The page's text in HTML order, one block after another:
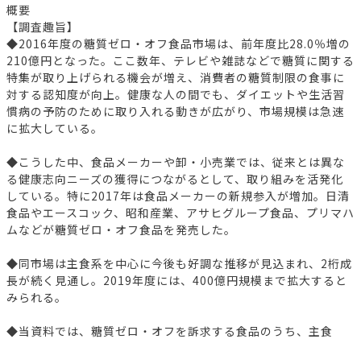
概要
【調査趣旨】
◆2016年度の糖質ゼロ・オフ食品市場は、前年度比28.0％増の
210億円となった。ここ数年、テレビや雑誌などで糖質に関する
特集が取り上げられる機会が増え、消費者の糖質制限の食事に
対する認知度が向上。健康な人の間でも、ダイエットや生活習
慣病の予防のために取り入れる動きが広がり、市場規模は急速
に拡大している。
◆こうした中、食品メーカーや卸・小売業では、従来とは異な
る健康志向ニーズの獲得につながるとして、取り組みを活発化
している。特に2017年は食品メーカーの新規参入が増加。日清
食品やエースコック、昭和産業、アサヒグループ食品、プリマハ
ムなどが糖質ゼロ・オフ食品を発売した。
◆同市場は主食系を中心に今後も好調な推移が見込まれ、2桁成
長が続く見通し。2019年度には、400億円規模まで拡大すると
みられる。
◆当資料では、糖質ゼロ・オフを訴求する食品のうち、主食